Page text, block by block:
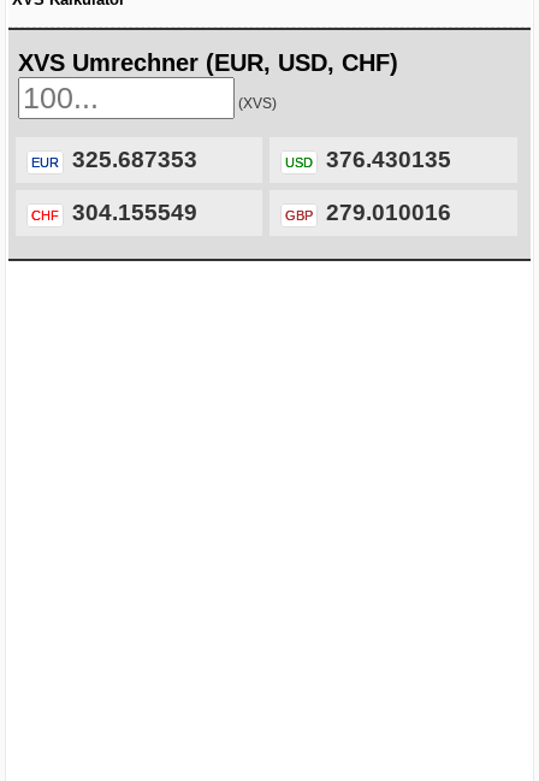
XVS Umrechner (EUR, USD, CHF)
(XVS)
EUR 325.687353 USD 376.430135
CHF 304.155549 GBP 279.010016